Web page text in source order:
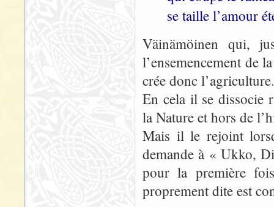
se taille l’amour
Väinämöinen qui,
l’ensemencement de
crée donc l’agriculture.
En cela il se dissocie
la Nature et hors de
Mais il le rejoint
demande à « Ukko,
pour la première
proprement dite est